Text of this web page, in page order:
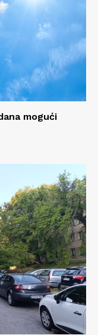
mogući